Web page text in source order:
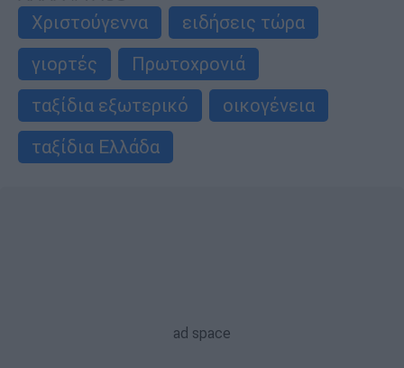
Χριστούγεννα
ειδήσεις τώρα
γιορτές
Πρωτοχρονιά
ταξίδια εξωτερικό
οικογένεια
ταξίδια Ελλάδα